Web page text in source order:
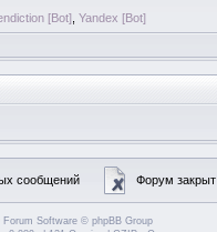
[Bot] Yandex [Bot]
сообщений Форум закрыт
Software © phpBB Group